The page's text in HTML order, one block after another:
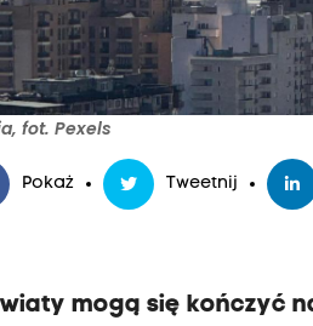
fot. Pexels
Pokaż Tweetnij
mogą się kończyć